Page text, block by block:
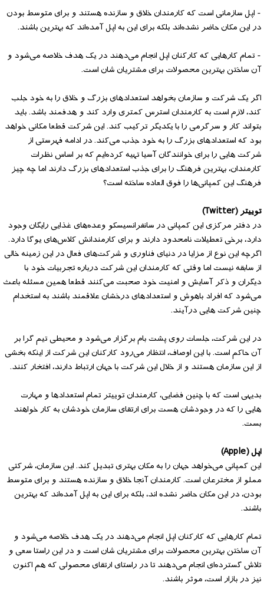
- اپل سازمانی است که کارمندان خلاق و سازنده هستند و برای متوسط بودن
در این مکان حاضر نشده‌اند بلکه برای این به اپل آمده‌اند که بهترین باشند.
- تمام کارهایی که کارکنان اپل انجام می‌دهند در یک هدف خلاصه می‌شود و
آن ساختن بهترین محصولات برای مشتریان شان است.
اگر یک شرکت و سازمان بخواهد استعدادهای بزرگ و خلاق را به خود جلب
کند، لازم است به کارمندان استرس کمتری وارد کند و هدفمند باشد. باید
بتواند کار و سرگرمی را با یکدیگر ترکیب کند. این شرکت قطعا مکانی خواهد
بود که استعدادهای بزرگ را به خود جذب می‌کند. در ادامه فهرستی از
شرکت هایی را برای خوانندگان آسیا تهیه کرده‌ایم که بر اساس نظرات
کارمندان، بهترین فرهنگ را برای جذب استعدادهای بزرگ دارند اما چه چیز
فرهنگ این کمپانی‌ها را فوق العاده ساخته است؟
توییتر (Twitter)
در دفتر مرکزی این کمپانی در سانفرانسیسکو وعده‌های غذایی رایگان وجود
دارد، برخی تعطیلات نامحدود دارند و برای کارمندانش کلاس‌های یوگا دارد.
اگرچه این نوع از مزایا در دنیای فناوری و شرکت‌های فعال در این زمینه خالی
از سابقه نیست اما وقتی که کارمندان این شرکت درباره تجربیات خود با
دیگران و ذکر آسایش و امنیت خود صحبت می‌کنند قطعا همین مسئله باعث
می‌شود که افراد باهوش و استعدادهای درخشان علاقمند باشند به استخدام
چنین شرکت هایی درآیند.
در این شرکت، جلسات روی پشت بام برگزار می‌شود و محیطی تیم گرا بر
آن حاکم است. با این اوصاف، انتظار می‌رود کارکنان این شرکت از اینکه بخشی
از این سازمان هستند و از خلال این شرکت با جهان ارتباط دارند، افتخار کنند.
بدیهی است که با چنین فضایی، کارمندان توییتر تمام استعدادها و مهارت
هایی را که در وجودشان هست برای ارتقای سازمان خودشان به کار خواهند
بست.
اپل (Apple)
این کمپانی می‌خواهد جهان را به مکان بهتری تبدیل کند. این سازمان، شرکتی
مملو از مخترعان است. کارمندان آنجا خلاق و سازنده هستند و برای متوسط
بودن، در این مکان حاضر نشده اند، بلکه برای این به اپل آمده‌اند که بهترین
باشند.
تمام کارهایی که کارکنان اپل انجام می‌دهند در یک هدف خلاصه می‌شود و
آن ساختن بهترین محصولات برای مشتریان شان است و در این راستا سعی و
تلاش گسترده‌ای انجام می‌دهند تا در راستای ارتقای محصولی که هم اکنون
نیز در بازار است، موثر باشند.